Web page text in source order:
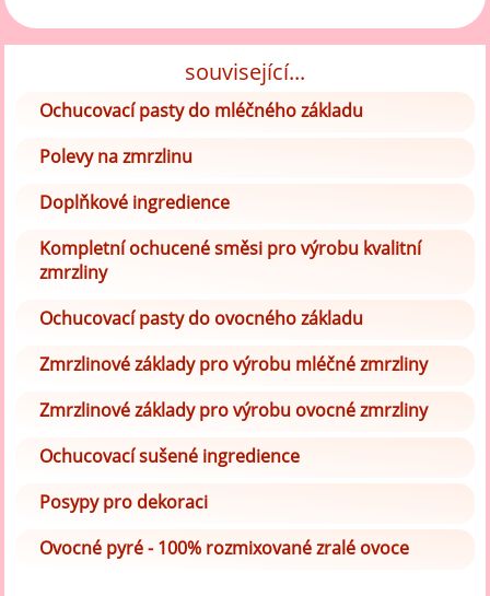
související...
Ochucovací pasty do mléčného základu
Polevy na zmrzlinu
Doplňkové ingredience
Kompletní ochucené směsi pro výrobu kvalitní
zmrzliny
Ochucovací pasty do ovocného základu
Zmrzlinové základy pro výrobu mléčné zmrzliny
Zmrzlinové základy pro výrobu ovocné zmrzliny
Ochucovací sušené ingredience
Posypy pro dekoraci
Ovocné pyré - 100% rozmixované zralé ovoce